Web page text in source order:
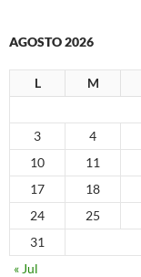
AGOSTO 2026
L M
3
4
10
11
17
18
24
25
31
« Jul